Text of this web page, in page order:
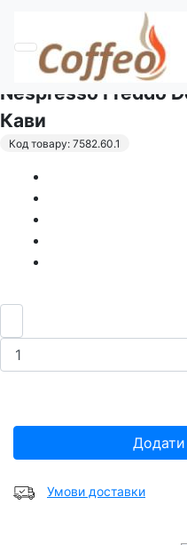
Кава в
Nespresso Freddo
Кави
Код товару: 7582.60.1
Умови доставки